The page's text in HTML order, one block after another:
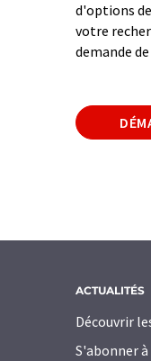
d'options
votre
demande
ACTUALITÉS
Découvrir
S'abonner